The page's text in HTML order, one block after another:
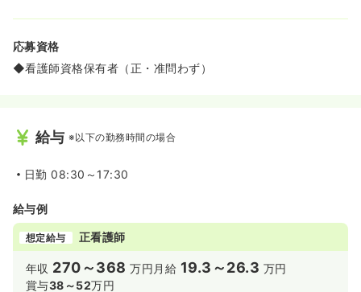
応募資格
◆看護師資格保有者（正・准問わず）
給与 ※以下の勤務時間の場合
日勤 08:30～17:30
給与例
想定給与 正看護師
年収 270～368 万円 月給 19.3～26.3 万円
賞与38～52万円